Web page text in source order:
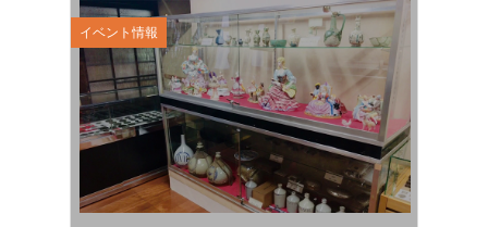
イベント情報